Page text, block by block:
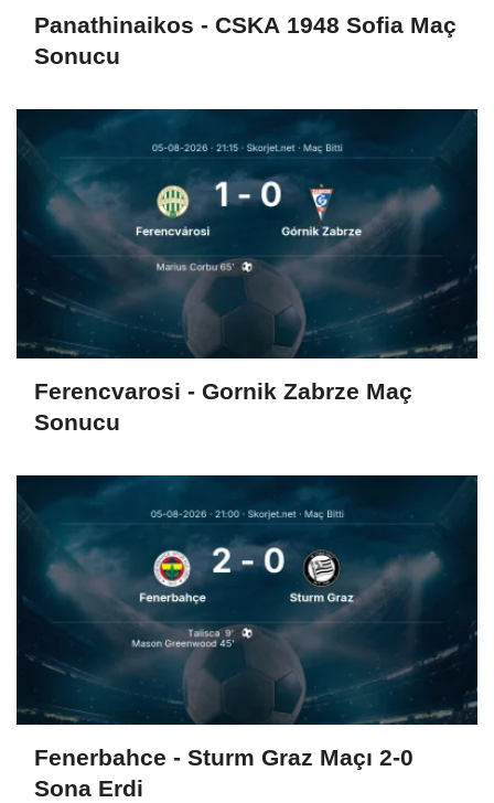
Panathinaikos - CSKA 1948 Sofia Maç
Sonucu
Ferencvarosi - Gornik Zabrze Maç
Sonucu
Fenerbahce - Sturm Graz Maçı 2-0
Sona Erdi